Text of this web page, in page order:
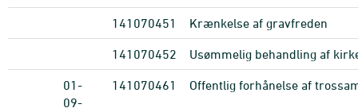
141070451 Krænkelse af gravfreden
141070452 Usømmelig behandling af
01-
09-
141070461 Offentlig forhånelse af